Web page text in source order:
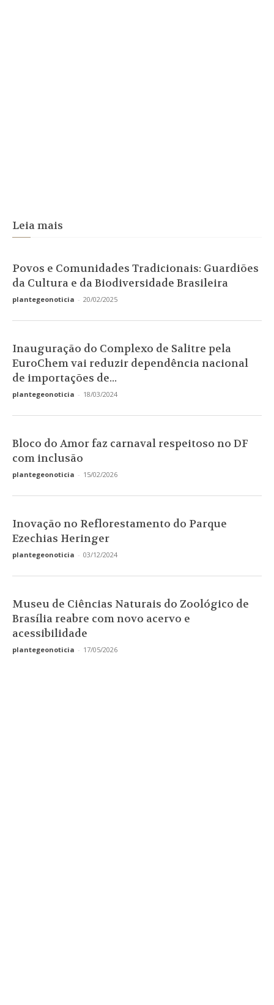
Leia mais
Povos e Comunidades Tradicionais: Guardiões
da Cultura e da Biodiversidade Brasileira
plantegeonoticia - 20/02/2025
Inauguração do Complexo de Salitre pela
EuroChem vai reduzir dependência nacional
de importações de...
plantegeonoticia - 18/03/2024
Bloco do Amor faz carnaval respeitoso no DF
com inclusão
plantegeonoticia - 15/02/2026
Inovação no Reflorestamento do Parque
Ezechias Heringer
plantegeonoticia - 03/12/2024
Museu de Ciências Naturais do Zoológico de
Brasília reabre com novo acervo e
acessibilidade
plantegeonoticia - 17/05/2026